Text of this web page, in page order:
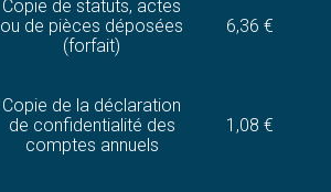
Copie de statuts, actes
ou de pièces déposées
(forfait)
6,36 €
Copie de la déclaration
de confidentialité des
comptes annuels
1,08 €